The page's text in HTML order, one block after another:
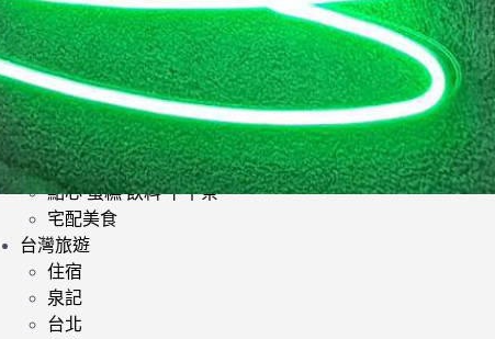
日式料理
韓式料理
歐美料理
小酌 | 餐酒館
其他異國料理
鍋類 | 火鍋 麻辣鍋 鴛鴦鍋
提供素食餐廳
點心 蛋糕 飲料 下午茶
宅配美食
台灣旅遊
住宿
泉記
台北